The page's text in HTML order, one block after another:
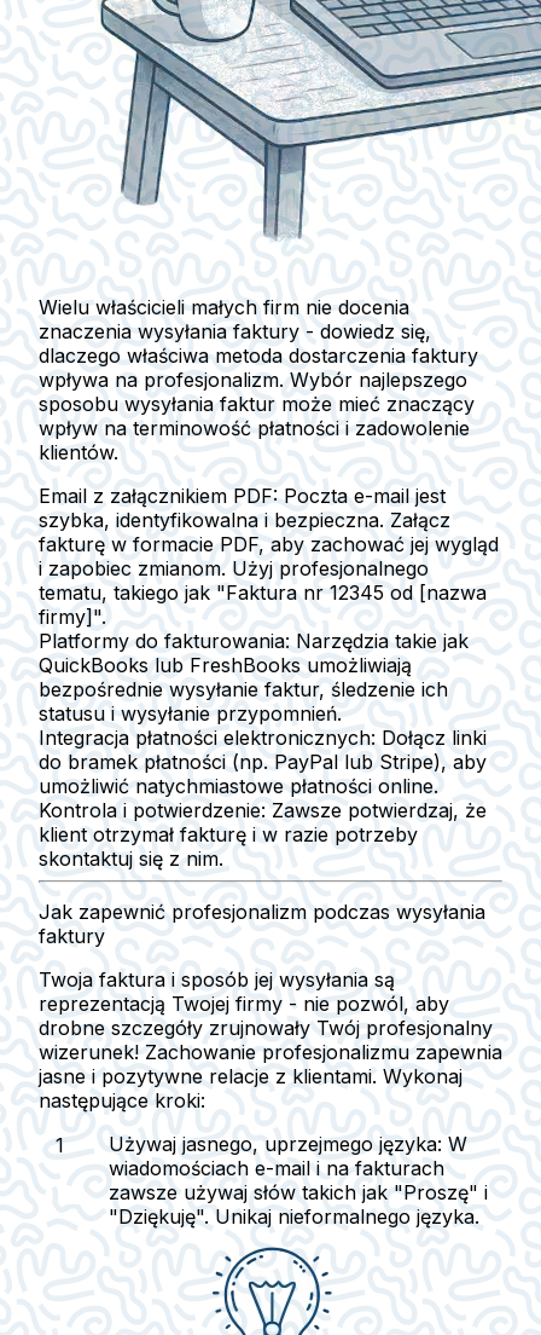
Wielu właścicieli małych firm nie docenia
znaczenia wysyłania faktury - dowiedz się,
dlaczego właściwa metoda dostarczenia faktury
wpływa na profesjonalizm. Wybór najlepszego
sposobu wysyłania faktur może mieć znaczący
wpływ na terminowość płatności i zadowolenie
klientów.
Email z załącznikiem PDF: Poczta e-mail jest
szybka, identyfikowalna i bezpieczna. Załącz
fakturę w formacie PDF, aby zachować jej wygląd
i zapobiec zmianom. Użyj profesjonalnego
tematu, takiego jak "Faktura nr 12345 od [nazwa
firmy]".
Platformy do fakturowania: Narzędzia takie jak
QuickBooks lub FreshBooks umożliwiają
bezpośrednie wysyłanie faktur, śledzenie ich
statusu i wysyłanie przypomnień.
Integracja płatności elektronicznych: Dołącz linki
do bramek płatności (np. PayPal lub Stripe), aby
umożliwić natychmiastowe płatności online.
Kontrola i potwierdzenie: Zawsze potwierdzaj, że
klient otrzymał fakturę i w razie potrzeby
skontaktuj się z nim.
Jak zapewnić profesjonalizm podczas wysyłania
faktury
Twoja faktura i sposób jej wysyłania są
reprezentacją Twojej firmy - nie pozwól, aby
drobne szczegóły zrujnowały Twój profesjonalny
wizerunek! Zachowanie profesjonalizmu zapewnia
jasne i pozytywne relacje z klientami. Wykonaj
następujące kroki:
Używaj jasnego, uprzejmego języka: W
wiadomościach e-mail i na fakturach
zawsze używaj słów takich jak "Proszę" i
"Dziękuję". Unikaj nieformalnego języka.